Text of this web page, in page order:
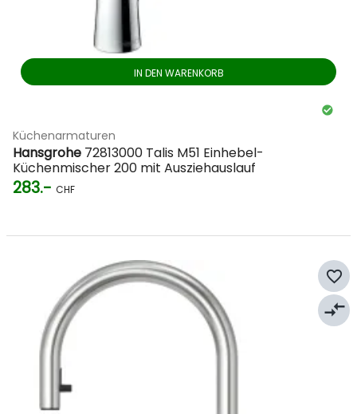
IN DEN WARENKORB
Küchenarmaturen
Hansgrohe 72813000 Talis M51 Einhebel-
Küchenmischer 200 mit Ausziehauslauf
283.- CHF
favorite_border
compare_arrows